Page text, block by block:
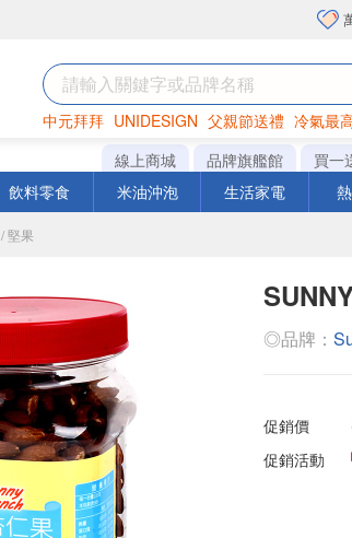
中元拜拜 UNIDESIGN 父親節送禮 冷氣最
罐頭 海苔 洋芋片
線上商城 品牌旗艦館 買一
飲料零食 米油沖泡 生活家電
/ 堅果
◎品牌：
促銷價
促銷活動